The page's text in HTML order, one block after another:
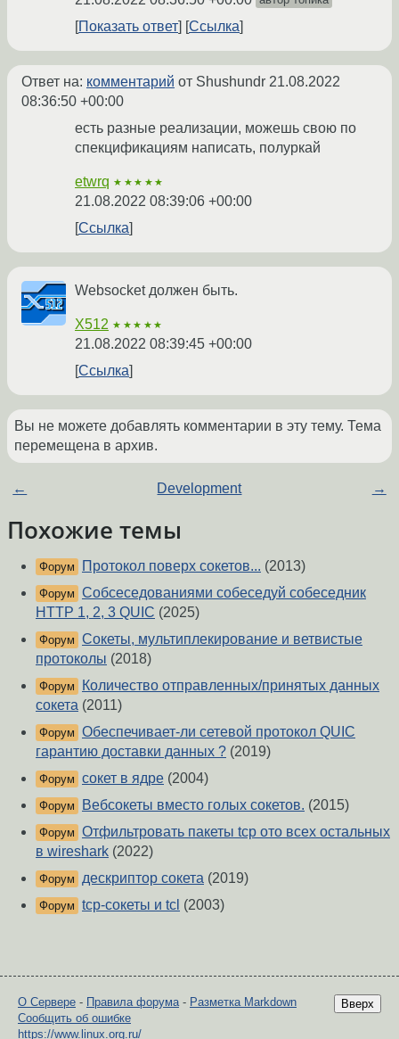
Показать ответ Ссылка
Ответ на: комментарий от Shushundr 21.08.2022
08:36:50 +00:00
есть разные реализации, можешь свою по
спекцификациям написать, полуркай
etwrq ★★★★★
21.08.2022 08:39:06 +00:00
Ссылка
Websocket должен быть.
X512 ★★★★★
21.08.2022 08:39:45 +00:00
Ссылка
Вы не можете добавлять комментарии в эту тему. Тема
перемещена в архив.
← Development →
Похожие темы
Форум Протокол поверх сокетов... (2013)
Форум Cобсеседованиями собеседуй собеседник
HTTP 1, 2, 3 QUIC (2025)
Форум Сокеты, мультиплекирование и ветвистые
протоколы (2018)
Форум
Количество отправленных/принятых данных
сокета (2011)
Форум Обеспечивает-ли сетевой протокол QUIC
гарантию доставки данных ? (2019)
Форум сокет в ядре (2004)
Форум Вебсокеты вместо голых сокетов. (2015)
Форум Отфильтровать пакеты tcp ото всех остальных
в wireshark (2022)
Форум дескриптор сокета (2019)
Форум tcp-сокеты и tcl (2003)
Вверх
О Сервере - Правила форума- Разметка Markdown
Сообщить об ошибке
https://www.linux.org.ru/